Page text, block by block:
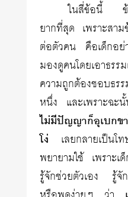
ในสี่ข้อนี้ ข้อ
ยากที่สุด เพราะสา
ต่อตัวคน คือเด็กอ
มองดูคนโดยเอาธร
ความถูกต้องชอบธร
หนึ่ง และเพราะฉะ
ไม่มีปัญญาก็อุเบกข
โง่ เลยกลายเป็นโ
พยายามใช้ เพราะเ
รู้จักช่วยตัวเอง รู้